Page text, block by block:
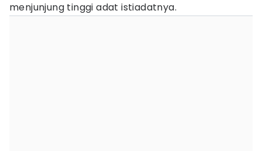
menjunjung tinggi adat istiadatnya.